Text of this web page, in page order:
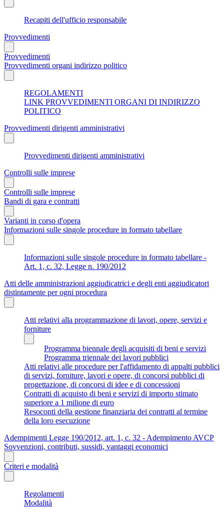
Recapiti dell'ufficio responsabile
Provvedimenti
Provvedimenti
Provvedimenti organi indirizzo politico
REGOLAMENTI
LINK PROVVEDIMENTI ORGANI DI INDIRIZZO
POLITICO
Provvedimenti dirigenti amministrativi
Provvedimenti dirigenti amministrativi
Controlli sulle imprese
Controlli sulle imprese
Bandi di gara e contratti
Varianti in corso d'opera
Informazioni sulle singole procedure in formato tabellare
Informazioni sulle singole procedure in formato tabellare -
Art. 1, c. 32, Legge n. 190/2012
Atti delle amministrazioni aggiudicatrici e degli enti aggiudicatori
distintamente per ogni procedura
Atti relativi alla programmazione di lavori, opere, servizi e
forniture
Programma biennale degli acquisiti di beni e servizi
Programma triennale dei lavori pubblici
Atti relativi alle procedure per l'affidamento di appalti pubblici
di servizi, forniture, lavori e opere, di concorsi pubblici di
progettazione, di concorsi di idee e di concessioni
Contratti di acquisto di beni e servizi di importo stimato
superiore a 1 milione di euro
Resoconti della gestione finanziaria dei contratti al termine
della loro esecuzione
Adempimenti Legge 190/2012, art. 1, c. 32 - Adempimento AVCP
Sovvenzioni, contributi, sussidi, vantaggi economici
Criteri e modalità
Regolamenti
Modalità